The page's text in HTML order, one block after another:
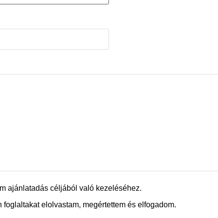
ajánlatadás céljából való kezeléséhez.
elolvastam, megértettem és elfogadom.